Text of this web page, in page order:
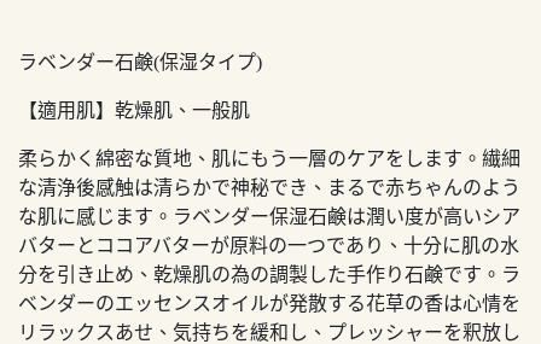
ラベンダー石鹸(保湿タイプ)
【適用肌】乾燥肌、一般肌
柔らかく綿密な質地、肌にもう一層のケアをします。繊細
な清浄後感触は清らかで神秘でき、まるで赤ちゃんのよう
な肌に感じます。ラベンダー保湿石鹸は潤い度が高いシア
バターとココアバターが原料の一つであり、十分に肌の水
分を引き止め、乾燥肌の為の調製した手作り石鹸です。ラ
ベンダーのエッセンスオイルが発散する花草の香は心情を
リラックスあせ、気持ちを緩和し、プレッシャーを釈放し